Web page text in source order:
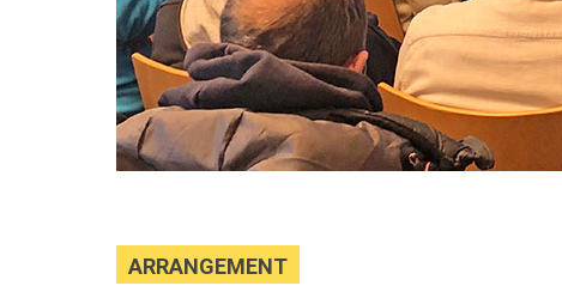
ARRANGEMENT